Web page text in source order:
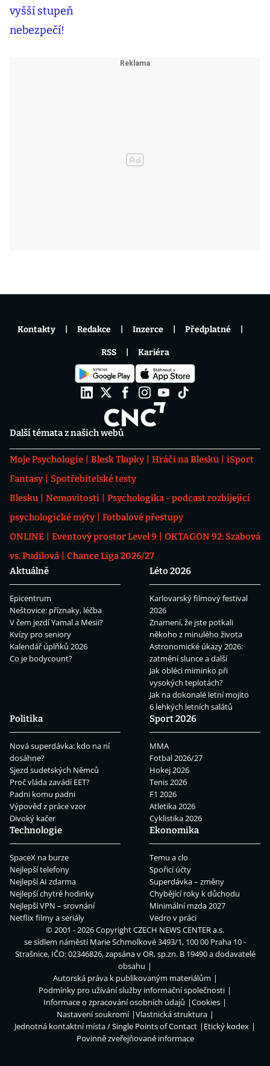
Další témata z našich webů
Moje Psychologie Blesk Tlapky Hráči na Blesku
iSport
Fantasy
Spotřebitelské testy
Blesku
Nemovitosti
Psychologika - podcast rozbíjející
psychologické mýty
Fotbalové přestupy
ONLINE
Eventový prostor Level 9
OKTAGON 92: Szabová
vs. Pudilová
Chance Liga 2026/27
Aktuálně
Epicentrum
Neštovice: příznaky, léčba
V čem jezdí Yamal a Mesii?
Kvízy pro seniory
Kalendář úplňků 2026
Co je bodycount?
Léto 2026
Karlovarský filmový festival
2026
Znamení, že jste potkali
někoho z minulého života
Astronomické úkazy 2026:
zatmění slunce a další
Jak obléci miminko při
vysokých teplotách?
Jak na dokonalé letní mojito
6 lehkých letních salátů
Politika
Nová superdávka: kdo na ní
dosáhne?
Sjezd sudetských Němců
Proč vláda zavádí EET?
Padni komu padni
Výpověď z práce vzor
Divoký kačer
Sport 2026
MMA
Fotbal 2026/27
Hokej 2026
Tenis 2026
F1 2026
Atletika 2026
Cyklistika 2026
Technologie
SpaceX na burze
Nejlepší telefony
Nejlepší AI zdarma
Nejlepší chytré hodinky
Nejlepší VPN – srovnání
Netflix filmy a seriály
Ekonomika
Temu a clo
Spořicí účty
Superdávka – změny
Chybějící roky k důchodu
Minimální mzda 2027
Vedro v práci
Kontakty Redakce Inzerce Předplatné
RSS Kariéra
© 2001 - 2026 CopyrightCZECH NEWS CENTER a.s.
se sídlem náměstí Marie Schmolkové 3493/1, 100 00 Praha 10 -
Strašnice, IČO: 02346826, zapsána v OR, sp.zn. B 19490 a dodavatelé
obsahu
Autorská práva k publikovaným materiálům
Podmínky pro užívání služby informační společnosti
Informace o zpracování osobních údajů
Cookies
Nastavení soukromí
Vlastnická struktura
Jednotná kontaktní místa / Single Points of Contact
Etický kodex
Povinně zveřejňované informace